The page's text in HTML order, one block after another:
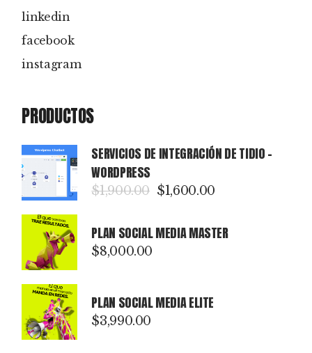
linkedin
facebook
instagram
PRODUCTOS
SERVICIOS DE INTEGRACIÓN DE TIDIO -
WORDPRESS
$1,900.00
El
era:
$1,900.00.
$1,600.00
El
es:
$1,600.00.
PLAN SOCIAL MEDIA MASTER
$8,000.00
PLAN SOCIAL MEDIA ELITE
$3,990.00